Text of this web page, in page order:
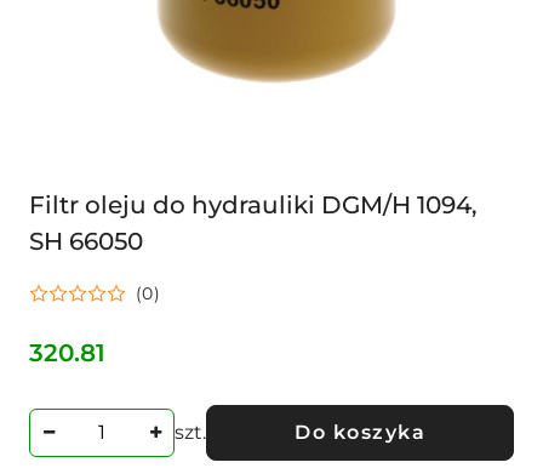
Filtr oleju do hydrauliki DGM/H 1094,
SH 66050
(0)
Cena:
320.81
szt. Do koszyka